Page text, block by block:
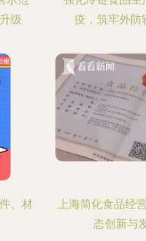
级
疫，筑牢外防
、材
上海简化食品经
态创新与